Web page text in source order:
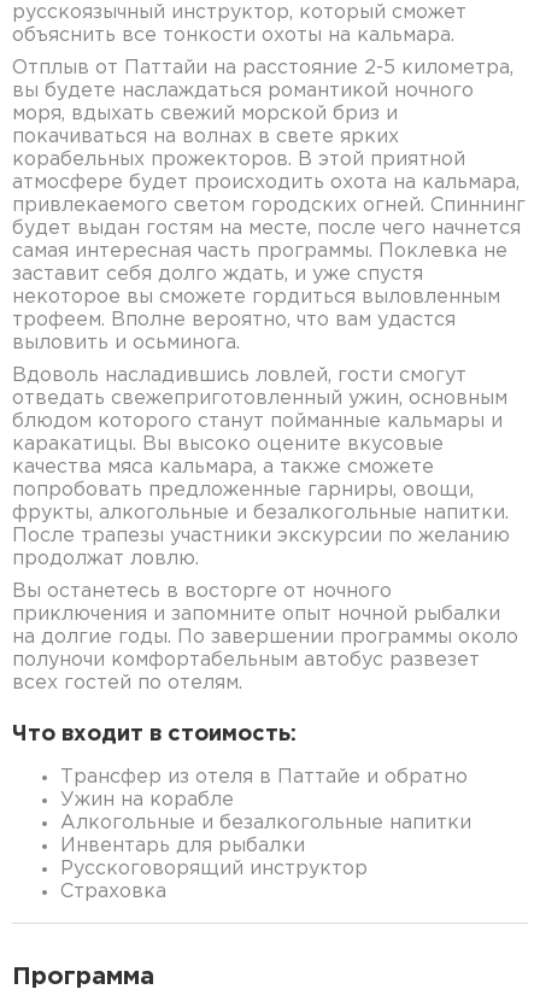
русскоязычный инструктор, который сможет
объяснить все тонкости охоты на кальмара.
Отплыв от Паттайи на расстояние 2-5 километра,
вы будете наслаждаться романтикой ночного
моря, вдыхать свежий морской бриз и
покачиваться на волнах в свете ярких
корабельных прожекторов. В этой приятной
атмосфере будет происходить охота на кальмара,
привлекаемого светом городских огней. Спиннинг
будет выдан гостям на месте, после чего начнется
самая интересная часть программы. Поклевка не
заставит себя долго ждать, и уже спустя
некоторое вы сможете гордиться выловленным
трофеем. Вполне вероятно, что вам удастся
выловить и осьминога.
Вдоволь насладившись ловлей, гости смогут
отведать свежеприготовленный ужин, основным
блюдом которого станут пойманные кальмары и
каракатицы. Вы высоко оцените вкусовые
качества мяса кальмара, а также сможете
попробовать предложенные гарниры, овощи,
фрукты, алкогольные и безалкогольные напитки.
После трапезы участники экскурсии по желанию
продолжат ловлю.
Вы останетесь в восторге от ночного
приключения и запомните опыт ночной рыбалки
на долгие годы. По завершении программы около
полуночи комфортабельным автобус развезет
всех гостей по отелям.
Что входит в стоимость:
Трансфер из отеля в Паттайе и обратно
Ужин на корабле
Алкогольные и безалкогольные напитки
Инвентарь для рыбалки
Русскоговорящий инструктор
Страховка
Программа